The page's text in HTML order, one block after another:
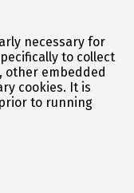
necessary for
to collect
other embedded
cookies. It is
to running